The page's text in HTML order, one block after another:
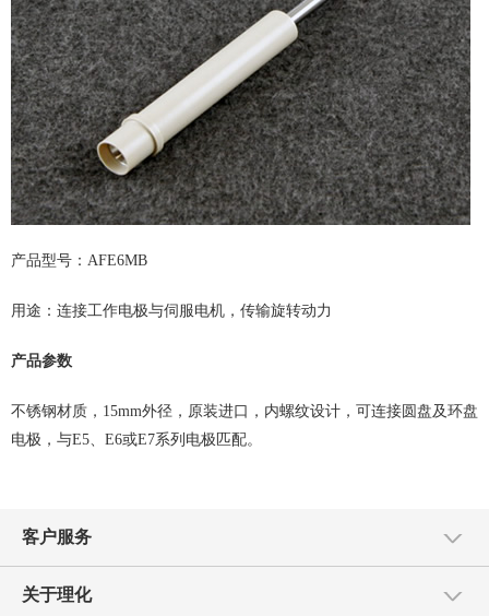
产品型号：AFE6MB
用途：连接工作电极与伺服电机，传输旋转动力
产品参数
不锈钢材质，15mm外径，原装进口，内螺纹设计，可连接圆盘及环盘
电极，与E5、E6或E7系列电极匹配。
客户服务
关于理化